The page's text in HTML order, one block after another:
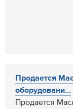
Продается
оборудовани...
Продается